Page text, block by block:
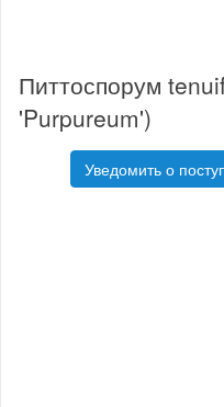
Питтоспорум
'Purpureum')
Уведомить о